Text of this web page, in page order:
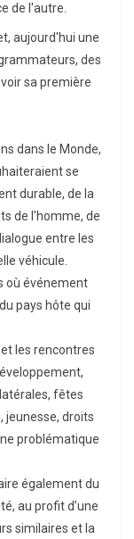
de l'autre.
aujourd'hui une
des
sa première
dans le Monde,
se
durable, de la
de l'homme, de
entre les
véhicule.
où événement
pays hôte qui
les rencontres
fêtes
jeunesse, droits
problématique
également du
au profit d’une
similaires et la